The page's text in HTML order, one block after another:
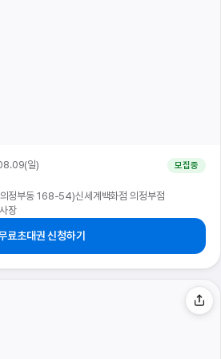
일) 모집중
정부동 168-54)신세계백화점 의정부점
장
료초대권 신청하기